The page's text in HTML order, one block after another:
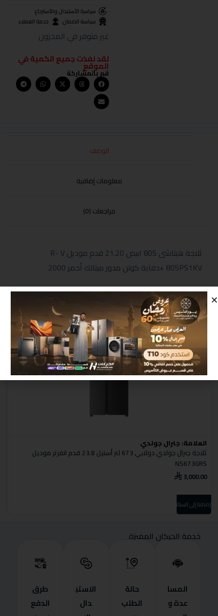
سياسة الأستبدال والأسترجاع
سياسة الضمان
خدمة العملاء
غير متوفر في المخزون
لقد نفذت جميع الكمية في
الموقع
قم بالمشاركة
الوصف
معلومات إضافية
مراجعات (0)
ثلاجة هيتاشى 805 ابيض 21.20 قدم موديل R- V
805PS1KV +دفاية كولن مدور ميتالك أحمر 2000
منتجات مشابهة
العلامة:جنرال جولدي
ثلاجة جنرال جولدي دولابي 673 لتر أستيل 23.8 قدم انفرتر موديل
NS673GRS
3,000.00
إضافة إلى السلة
خدمة الحركان المميزة
المسا
عدة و
حالة
الطلب
الاستب
دال
طرق
الدفع